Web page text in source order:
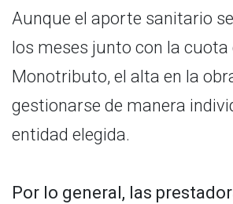
Aunque el aporte sanitario
los meses junto con la cuota
Monotributo, el alta en la
gestionarse de manera
entidad elegida.
Por lo general, las